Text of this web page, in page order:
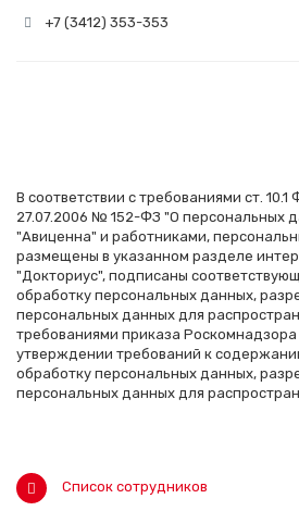
+7 (3412) 353-353
В соответствии с требованиями ст.
27.07.2006 № 152-ФЗ "О персональных
"Авиценна" и работниками,
размещены в указанном разделе
"Докториус", подписаны
обработку персональных данных,
персональных данных для
требованиями приказа
утверждении требований к
обработку персональных данных,
персональных данных для
Список сотрудников